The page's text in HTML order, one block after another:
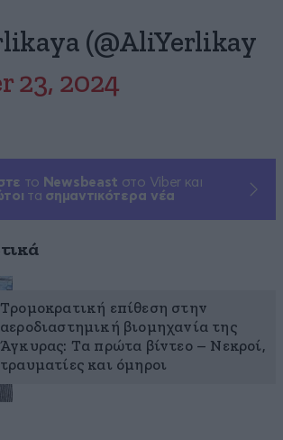
(@AliYerlikay
23, 2024
το Newsbeast στο Viber και
τα σημαντικότερα νέα
Τρομοκρατική επίθεση στην
αεροδιαστημική βιομηχανία της
Άγκυρας: Τα πρώτα βίντεο – Νεκροί,
τραυματίες και όμηροι